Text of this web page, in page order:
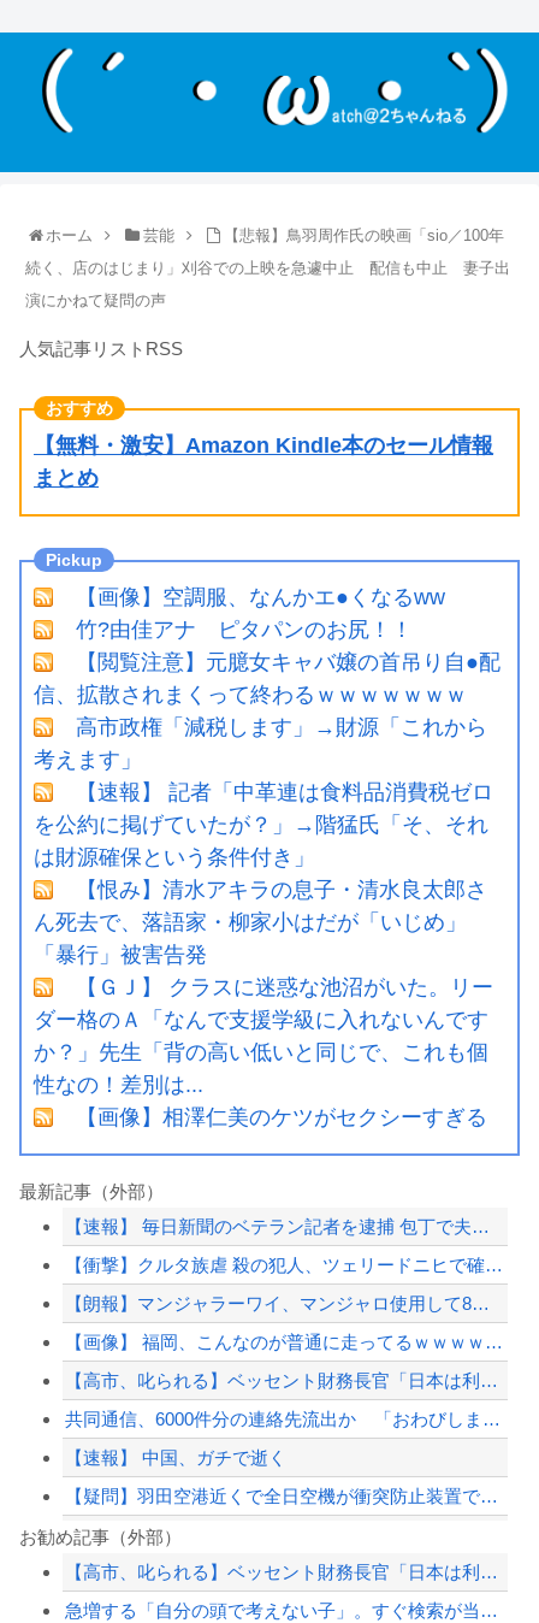
ホーム 芸能
【悲報】鳥羽周作氏の映画「sio／100年
続く、店のはじまり」刈谷での上映を急遽中止 配信も中止 妻子出
演にかねて疑問の声
人気記事リストRSS
【無料・激安】Amazon Kindle本のセール情報
まとめ
【画像】空調服、なんかエ●くなるww
竹?由佳アナ ピタパンのお尻！！
【閲覧注意】元臆女キャバ嬢の首吊り自●配
信、拡散されまくって終わるｗｗｗｗｗｗｗ
高市政権「減税します」→財源「これから
考えます」
【速報】 記者「中革連は食料品消費税ゼロ
を公約に掲げていたが？」→階猛氏「そ、それ
は財源確保という条件付き」
【恨み】清水アキラの息子・清水良太郎さ
ん死去で、落語家・柳家小はだが「いじめ」
「暴行」被害告発
【ＧＪ】 クラスに迷惑な池沼がいた。リー
ダー格のＡ「なんで支援学級に入れないんです
か？」先生「背の高い低いと同じで、これも個
性なの！差別は...
【画像】相澤仁美のケツがセクシーすぎる
最新記事（外部）
【速報】 毎日新聞のベテラン記者を逮捕 包丁で夫を脅した容疑
【衝撃】クルタ族虐 殺の犯人、ツェリードニヒで確定！クロロの演劇のせいで2人も無...
【朗報】マンジャラーワイ、マンジャロ使用して8週間たった結果
【画像】 福岡、こんなのが普通に走ってるｗｗｗｗｗｗｗｗｗｗｗｗｗｗｗｗ
【高市、叱られる】ベッセント財務長官「日本は利上げして政権は金融・財政政策をとっ...
共同通信、6000件分の連絡先流出か 「おわびします」とラフな軽い謝罪コメントを...
【速報】 中国、ガチで逝く
【疑問】羽田空港近くで全日空機が衝突防止装置で作動回避。これで「ニアミスではない...
【AI】Google、Geminiが大赤字、史上初のマイナスキャッシュフローに陥...
【衝撃】イオンモール爆発事故、『とんでもない事実』が判明してしまう・・・・・・
お勧め記事（外部）
【高市、叱られる】ベッセント財務長官「日本は利上げして政権は金融・財政政策をとっ...
急増する「自分の頭で考えない子」。すぐ検索が当たり前に…スマホ時代の“親切すぎる...